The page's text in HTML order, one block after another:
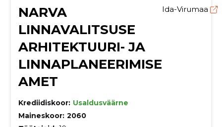
NARVA
LINNAVALITSUSE
ARHITEKTUURI- JA
LINNAPLANEERIMISE
AMET
Ida-Virumaa
Krediidiskoor: Usaldusväärne
Maineskoor: 2060